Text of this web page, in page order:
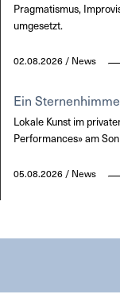
Pragmatismus,
umgesetzt.
02.08.2026 / News
Ein
Lokale Kunst im
Performances» am
05.08.2026 / News